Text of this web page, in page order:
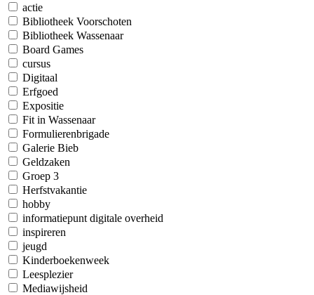
actie
Bibliotheek Voorschoten
Bibliotheek Wassenaar
Board Games
cursus
Digitaal
Erfgoed
Expositie
Fit in Wassenaar
Formulierenbrigade
Galerie Bieb
Geldzaken
Groep 3
Herfstvakantie
hobby
informatiepunt digitale overheid
inspireren
jeugd
Kinderboekenweek
Leesplezier
Mediawijsheid